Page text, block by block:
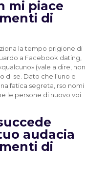
mi piace
di
la tempo prigione di
a Facebook dating,
(vale a dire, non
di se. Dato che l’uno e
fatica segreta, rso nomi
le persone di nuovo voi
audacia
di